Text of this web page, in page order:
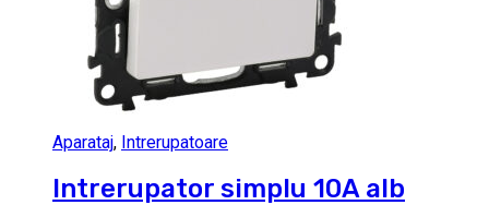
Aparataj, Intrerupatoare
Intrerupator simplu 10A alb